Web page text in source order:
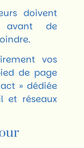
doivent
avant de
vos
de page
» dédiée
et réseaux